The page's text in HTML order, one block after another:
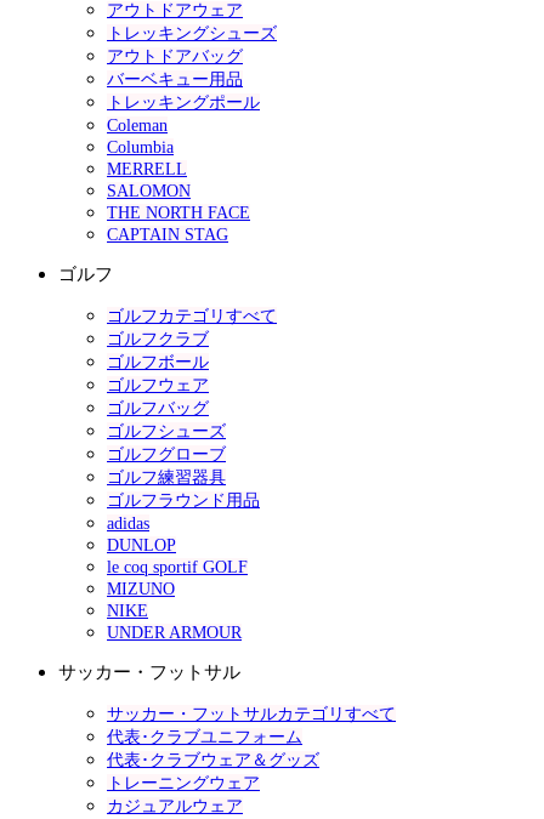
アウトドアウェア
トレッキングシューズ
アウトドアバッグ
バーベキュー用品
トレッキングポール
Coleman
Columbia
MERRELL
SALOMON
THE NORTH FACE
CAPTAIN STAG
ゴルフ
ゴルフカテゴリすべて
ゴルフクラブ
ゴルフボール
ゴルフウェア
ゴルフバッグ
ゴルフシューズ
ゴルフグローブ
ゴルフ練習器具
ゴルフラウンド用品
adidas
DUNLOP
le coq sportif GOLF
MIZUNO
NIKE
UNDER ARMOUR
サッカー・フットサル
サッカー・フットサルカテゴリすべて
代表･クラブユニフォーム
代表･クラブウェア＆グッズ
トレーニングウェア
カジュアルウェア